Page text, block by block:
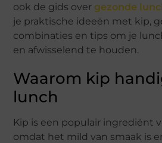
ook de gids over gezonde
je praktische ideeën met kip,
combinaties en tips om je
en afwisselend te houden.
Waarom kip
lunch
Kip is een populair ingrediënt
omdat het mild van smaak is